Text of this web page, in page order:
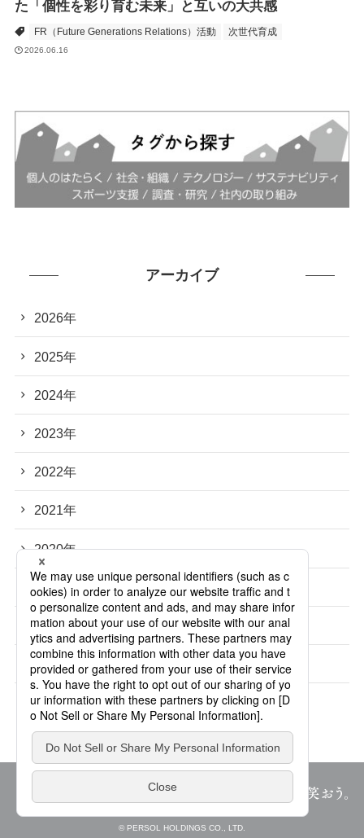
た「個性を彩り育む未来」と互いの大共感
FR（Future Generations Relations）活動 次世代育成
2026.06.16
アーカイブ
2026年
2025年
2024年
2023年
2022年
2021年
2020年
2019年
2018年
2017年
© PERSOL HOLDINGS CO., LTD.